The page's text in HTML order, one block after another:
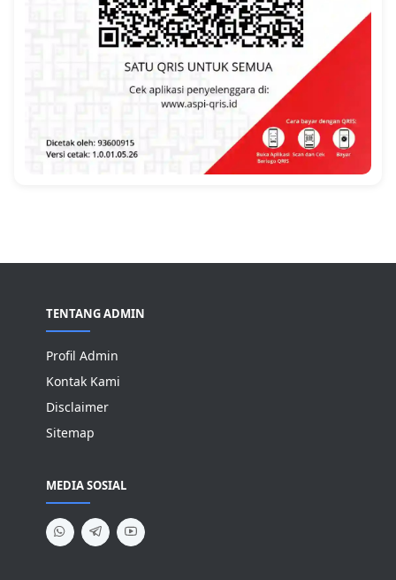
TENTANG ADMIN
Profil Admin
Kontak Kami
Disclaimer
Sitemap
MEDIA SOSIAL